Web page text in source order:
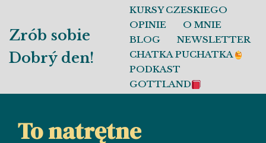
Przejdź
treści
Zrób sobie
Dobrý den!
KURSY CZESKIEGO
OPINIE
O MNIE
BLOG
NEWSLETTER
CHATKA PUCHATKA
PODKAST
GOTTLAND
To natrętne